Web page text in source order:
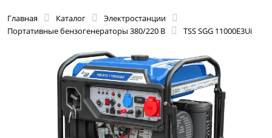
Главная Каталог
Электростанции
Портативные бензогенераторы 380/220 В
TSS SGG 11000E3Ui